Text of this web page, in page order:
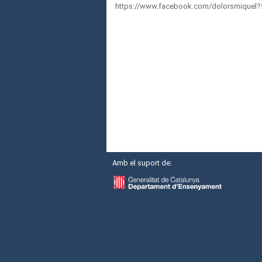
https://www.facebook.com/
Amb el suport de: